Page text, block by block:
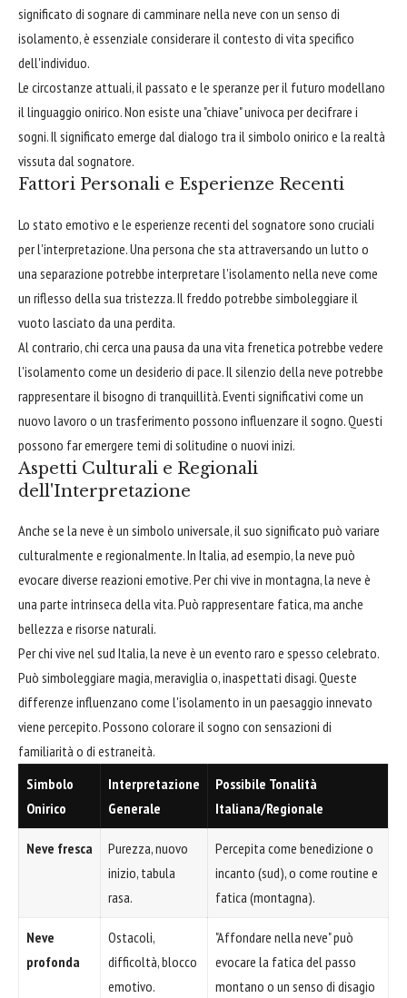
significato di sognare di camminare nella neve con un senso di
isolamento, è essenziale considerare il contesto di vita specifico
dell'individuo.
Le circostanze attuali, il passato e le speranze per il futuro modellano
il linguaggio onirico. Non esiste una "chiave" univoca per decifrare i
sogni. Il significato emerge dal dialogo tra il simbolo onirico e la realtà
vissuta dal sognatore.
Fattori Personali e Esperienze Recenti
Lo stato emotivo e le esperienze recenti del sognatore sono cruciali
per l'interpretazione. Una persona che sta attraversando un lutto o
una separazione potrebbe interpretare l'isolamento nella neve come
un riflesso della sua tristezza. Il freddo potrebbe simboleggiare il
vuoto lasciato da una perdita.
Al contrario, chi cerca una pausa da una vita frenetica potrebbe vedere
l'isolamento come un desiderio di pace. Il silenzio della neve potrebbe
rappresentare il bisogno di tranquillità. Eventi significativi come un
nuovo lavoro o un trasferimento possono influenzare il sogno. Questi
possono far emergere temi di solitudine o nuovi inizi.
Aspetti Culturali e Regionali
dell'Interpretazione
Anche se la neve è un simbolo universale, il suo significato può variare
culturalmente e regionalmente. In Italia, ad esempio, la neve può
evocare diverse reazioni emotive. Per chi vive in montagna, la neve è
una parte intrinseca della vita. Può rappresentare fatica, ma anche
bellezza e risorse naturali.
Per chi vive nel sud Italia, la neve è un evento raro e spesso celebrato.
Può simboleggiare magia, meraviglia o, inaspettati disagi. Queste
differenze influenzano come l'isolamento in un paesaggio innevato
viene percepito. Possono colorare il sogno con sensazioni di
familiarità o di estraneità.
Simbolo
Onirico
Interpretazione
Generale
Possibile Tonalità
Italiana/Regionale
Neve fresca
Purezza, nuovo
inizio, tabula
rasa.
Percepita come benedizione o
incanto (sud), o come routine e
fatica (montagna).
Neve
profonda
Ostacoli,
difficoltà, blocco
emotivo.
"Affondare nella neve" può
evocare la fatica del passo
montano o un senso di disagio